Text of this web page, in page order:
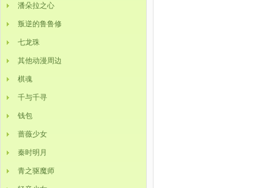
潘朵拉之心
叛逆的鲁鲁修
七龙珠
其他动漫周边
棋魂
千与千寻
钱包
蔷薇少女
秦时明月
青之驱魔师